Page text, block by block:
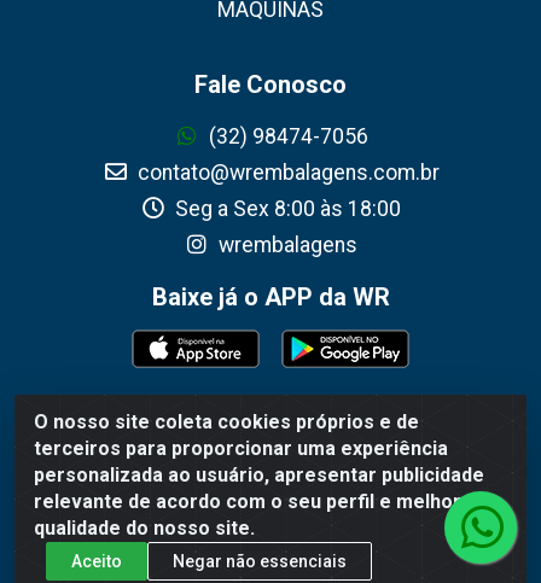
O nosso site coleta cookies próprios e de
terceiros para proporcionar uma experiência
personalizada ao usuário, apresentar publicidade
relevante de acordo com o seu perfil e melhorar a
qualidade do nosso site.
Aceito Negar não essenciais
MÁQUINAS
Fale Conosco
(32) 98474-7056
contato@wrembalagens.com.br
Seg a Sex 8:00 às 18:00
wrembalagens
Baixe já o APP da WR
WR Embalagens - R. Cel. Teodoro Gomes de Araújo, 1360 -
Grogotó - Barbacena / MG - CEP 36202-628 - CNPJ
02.692.206/0001-55